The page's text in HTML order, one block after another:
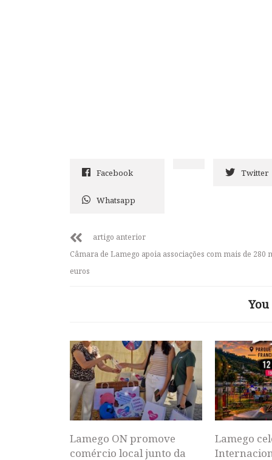
Facebook Twitter
Whatsapp
artigo anterior
Câmara de Lamego apoia associações com mais de 280
euros
Lamego ON promove
comércio local junto da
Lamego